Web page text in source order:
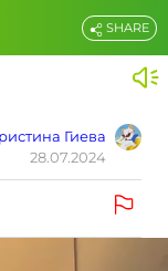
Гиева
28.07.2024
SHARE